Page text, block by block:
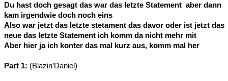
Du hast doch gesagt das war das letzte Statement aber dann
kam irgendwie doch noch eins
Also war jetzt das letzte stetament das davor oder ist jetzt das
neue das letzte Statement ich komm da nicht mehr mit
Aber hier ja ich konter das mal kurz aus, komm mal her
Part 1: (Blazin’Daniel)